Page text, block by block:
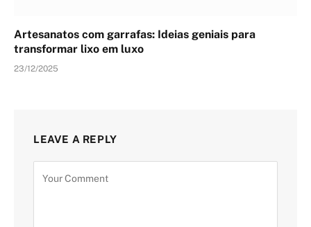
Artesanatos com garrafas: Ideias geniais para
transformar lixo em luxo
23/12/2025
LEAVE A REPLY